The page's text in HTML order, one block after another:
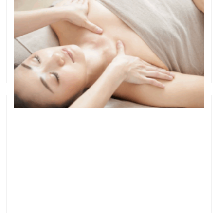
●こんなにすごい♪デコルテトリートメントの効果 こ
んにちは＾＾ 横浜で、ニキビ専門サロンを開いている
益子早百合です。 何度も繰り返しできる、お顔のニキ
ビ・肌荒れなどのお悩みに特化した、フェイシャルサ
ロンです。 最近、お顔のむくみ …